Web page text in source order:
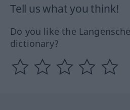
Tell us what you think!
Do you like the
dictionary?